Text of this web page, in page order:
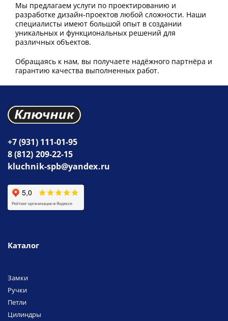
Мы предлагаем услуги по проектированию и
разработке дизайн-проектов любой сложности. Наши
специалисты имеют большой опыт в создании
уникальных и функциональных решений для
различных объектов.
Обращаясь к нам, вы получаете надёжного партнёра и
гарантию качества выполненных работ.
+7 (931) 111-01-95
8 (812) 209-22-15
kluchnik-spb@yandex.ru
Каталог
Замки
Ручки
Петли
Цилиндры